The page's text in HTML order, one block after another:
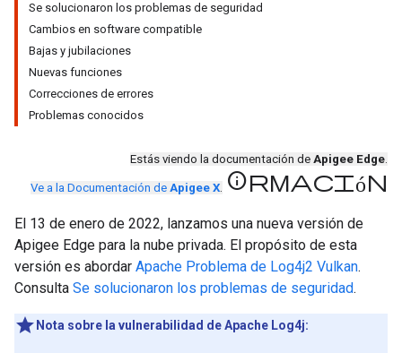
Se solucionaron los problemas de seguridad
Cambios en software compatible
Bajas y jubilaciones
Nuevas funciones
Correcciones de errores
Problemas conocidos
Estás viendo la documentación de Apigee Edge.
Ve a la Documentación de Apigee X. información
El 13 de enero de 2022, lanzamos una nueva versión de
Apigee Edge para la nube privada. El propósito de esta
versión es abordar Apache Problema de Log4j2 Vulkan.
Consulta Se solucionaron los problemas de seguridad.
Nota sobre la vulnerabilidad de Apache Log4j: